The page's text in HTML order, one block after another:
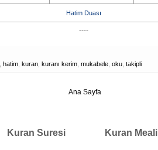
Hatim Duası
----
hatim kuran kuranı kerim mukabele oku takipli
Ana Sayfa
Kuran Suresi Kuran Meali